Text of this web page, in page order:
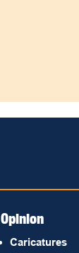
Opinion
Caricatures